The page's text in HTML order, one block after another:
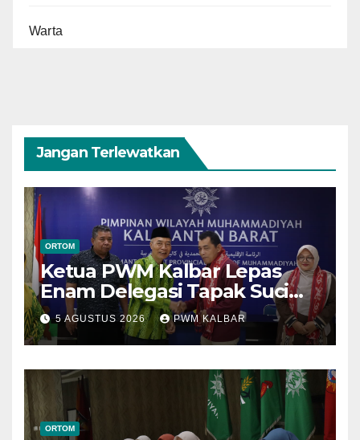
Warta
Jangan Terlewatkan
ORTOM
Ketua PWM Kalbar Lepas
Enam Delegasi Tapak Suci
Menuju Muktamar XVI di
Semarang
5 AGUSTUS 2026 PWM KALBAR
ORTOM